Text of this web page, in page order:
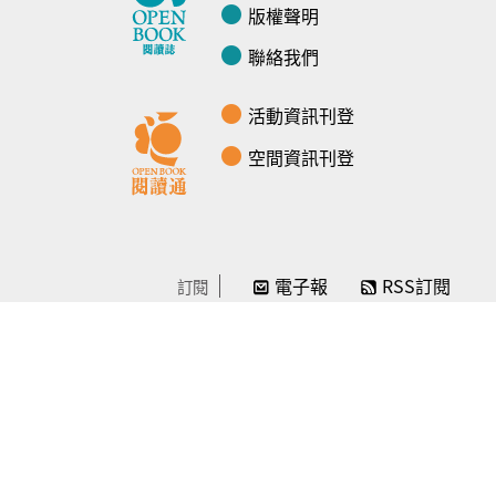
版權聲明
聯絡我們
活動資訊刊登
空間資訊刊登
訂閱 電子報 RSS訂閱